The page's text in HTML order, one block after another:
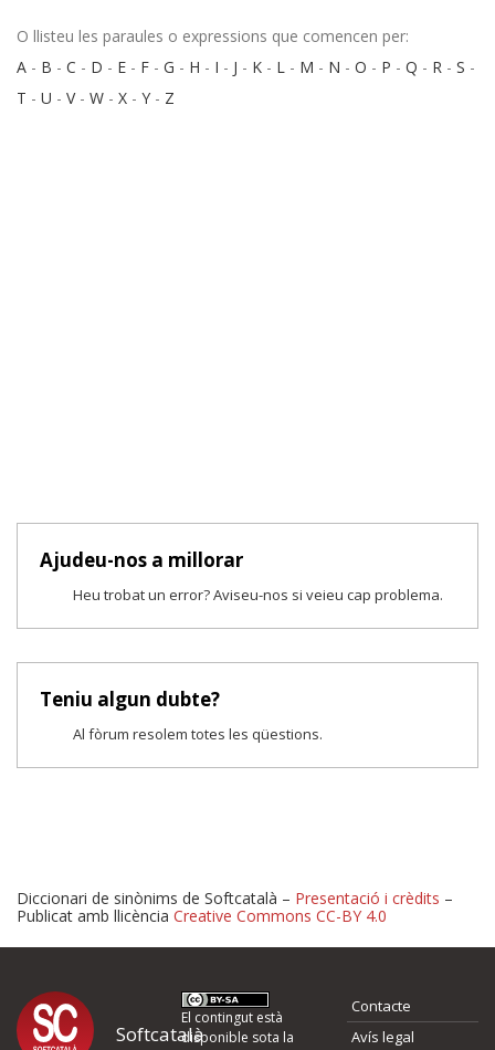
O llisteu les paraules o expressions que comencen per:
A - B - C - D - E - F - G - H - I - J - K - L - M - N - O - P - Q - R - S -
T - U - V- W - X - Y - Z
Ajudeu-nos a millorar
Heu trobat un error? Aviseu-nos si veieu cap problema.
Teniu algun dubte?
Al fòrum resolem totes les qüestions.
Proposeu-nos millores o
d'errors
Diccionari de sinònims de Softcatalà – Presentació i crèdits –
Publicat amb llicència Creative Commons CC-BY 4.0
Softcatalà
El contingut està
disponible sota la
Contacte
Avís legal